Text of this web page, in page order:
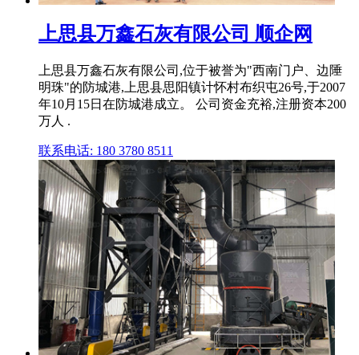
上思县万鑫石灰有限公司 顺企网
上思县万鑫石灰有限公司,位于被誉为"西南门户、边陲
明珠"的防城港,上思县思阳镇计怀村布织屯26号,于2007
年10月15日在防城港成立。 公司资金充裕,注册资本200
万人 .
联系电话: 180 3780 8511